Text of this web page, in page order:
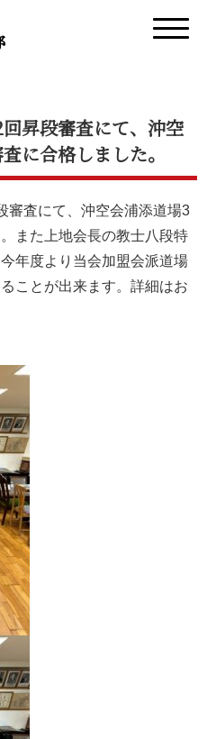
昇段審査にて、沖空
に合格しました。
審査にて、沖空会浦添道場3
また上地会長の教士八段特
年度より当会加盟会派道場
ことが出来ます。詳細はお